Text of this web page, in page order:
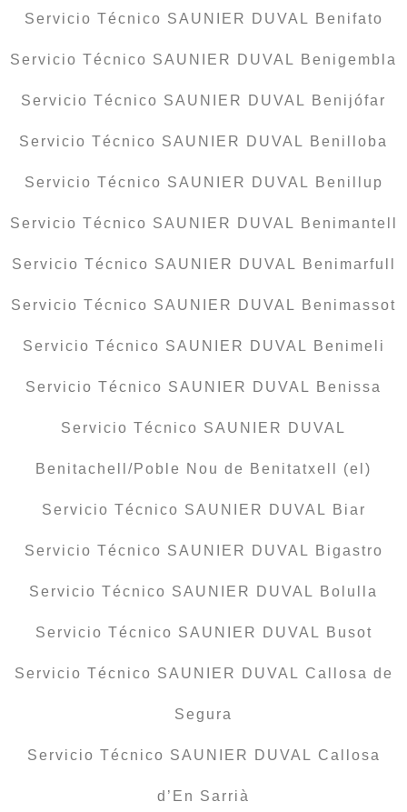
Servicio Técnico SAUNIER DUVAL Benifato
Servicio Técnico SAUNIER DUVAL Benigembla
Servicio Técnico SAUNIER DUVAL Benijófar
Servicio Técnico SAUNIER DUVAL Benilloba
Servicio Técnico SAUNIER DUVAL Benillup
Servicio Técnico SAUNIER DUVAL Benimantell
Servicio Técnico SAUNIER DUVAL Benimarfull
Servicio Técnico SAUNIER DUVAL Benimassot
Servicio Técnico SAUNIER DUVAL Benimeli
Servicio Técnico SAUNIER DUVAL Benissa
Servicio Técnico SAUNIER DUVAL
Benitachell/Poble Nou de Benitatxell (el)
Servicio Técnico SAUNIER DUVAL Biar
Servicio Técnico SAUNIER DUVAL Bigastro
Servicio Técnico SAUNIER DUVAL Bolulla
Servicio Técnico SAUNIER DUVAL Busot
Servicio Técnico SAUNIER DUVAL Callosa de
Segura
Servicio Técnico SAUNIER DUVAL Callosa
d’En Sarrià